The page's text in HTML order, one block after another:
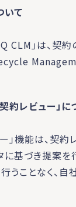
いて
CLM」は、契
約レビュー」に
」機能は、契
基づき提案を
うことなく、自